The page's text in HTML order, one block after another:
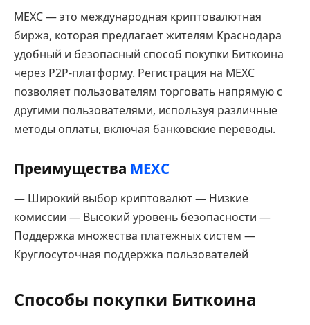
MEXC — это международная криптовалютная
биржа, которая предлагает жителям Краснодара
удобный и безопасный способ покупки Биткоина
через P2P-платформу. Регистрация на MEXC
позволяет пользователям торговать напрямую с
другими пользователями, используя различные
методы оплаты, включая банковские переводы.
Преимущества MEXC
— Широкий выбор криптовалют — Низкие
комиссии — Высокий уровень безопасности —
Поддержка множества платежных систем —
Круглосуточная поддержка пользователей
Способы покупки Биткоина